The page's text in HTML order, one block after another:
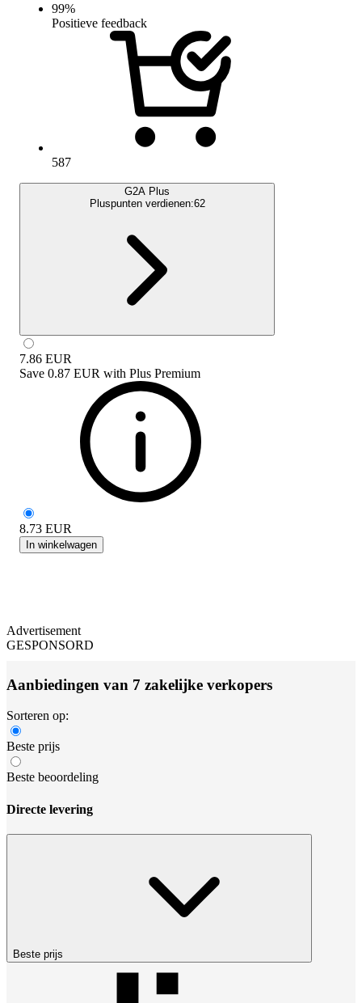
99%
Positieve feedback
587
G2A Plus
Pluspunten verdienen:62
7.86 EUR
Save 0.87 EUR with Plus Premium
8.73 EUR
In winkelwagen
Advertisement
GESPONSORD
Aanbiedingen van 7 zakelijke verkopers
Sorteren op:
Beste prijs
Beste beoordeling
Directe levering
Beste prijs